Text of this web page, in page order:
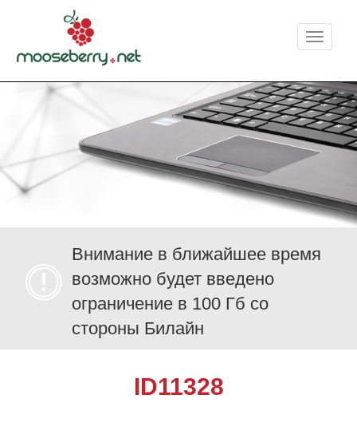
Меню
Внимание в ближайшее время
возможно будет введено
ограничение в 100 Гб со
стороны Билайн
ID11328